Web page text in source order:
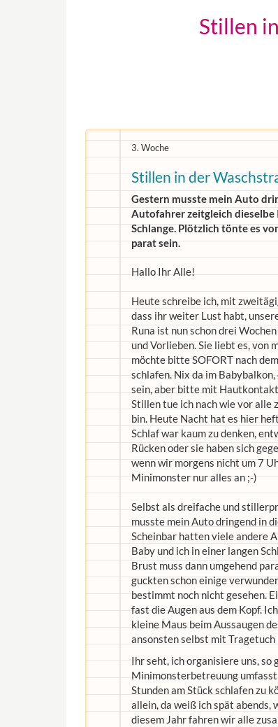
Stillen
3. Woche
Stillen in der
Gestern musste mein Auto
Autofahrer zeitgleich dieselbe
Schlange. Plötzlich tönte es
parat sein.
Hallo Ihr Alle!
Heute schreibe ich, mit
dass ihr weiter Lust habt,
Runa ist nun schon drei
und Vorlieben. Sie liebt es, von
möchte bitte SOFORT nach
schlafen. Nix da im
sein, aber bitte mit
Stillen tue ich nach wie vor alle
bin. Heute Nacht hat es hier
Schlaf war kaum zu denken,
Rücken oder sie haben sich
wenn wir morgens nicht um 7
Minimonster nur alles an ;-)
Selbst als dreifache und
musste mein Auto dringend in
Scheinbar hatten viele andere
Baby und ich in einer langen
Brust muss dann umgehend
guckten schon einige
bestimmt noch nicht gesehen.
fast die Augen aus dem Kopf.
kleine Maus beim Aussaugen
ansonsten selbst mit
Ihr seht, ich organisiere uns,
Minimonsterbetreuung
Stunden am Stück schlafen zu
allein, da weiß ich spät abends,
diesem Jahr fahren wir alle